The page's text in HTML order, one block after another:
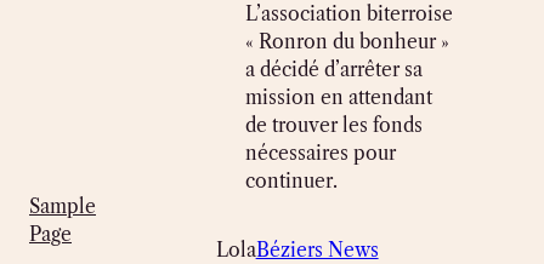
Sample
Page
L’association biterroise
« Ronron du bonheur »
a décidé d’arrêter sa
mission en attendant
de trouver les fonds
nécessaires pour
continuer.
LolaBéziers News